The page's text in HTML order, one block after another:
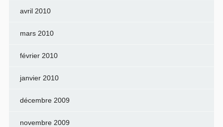
avril 2010
mars 2010
février 2010
janvier 2010
décembre 2009
novembre 2009